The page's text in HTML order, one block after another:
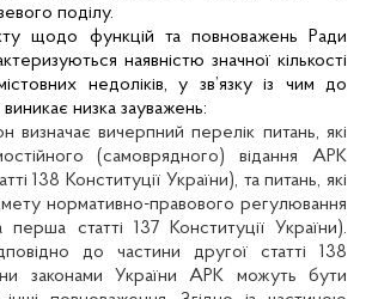
поділу.
щодо функцій та повноважень Ради
наявністю значної кількості
недоліків, у зв’язку із чим до
низка зауважень:
визначає вичерпний перелік питань, які
(самоврядного) відання АРК
138 Конституції України), та питань, які
нормативно-правового регулювання
перша статті 137 Конституції України).
до частини другої статті 138
законами України АРК можуть бути